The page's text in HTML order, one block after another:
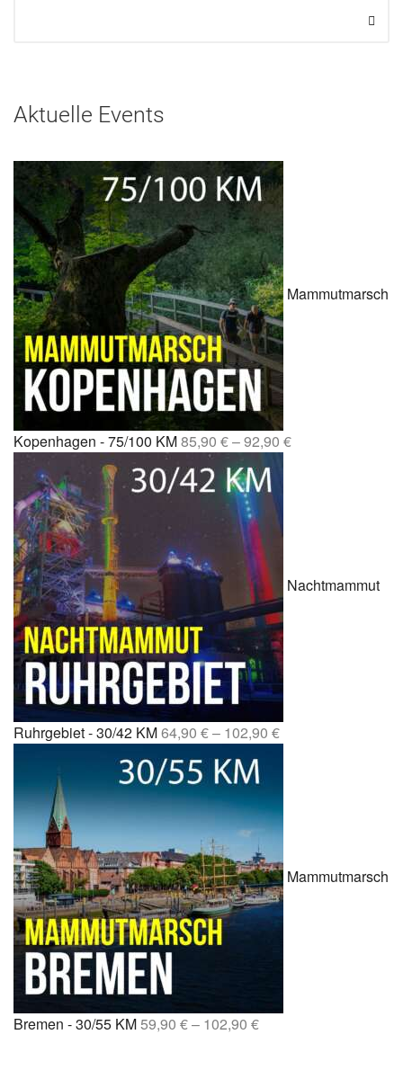
Aktuelle Events
Mammutmarsch
Kopenhagen - 75/100 KM85,90 €–92,90 €
Nachtmammut
Ruhrgebiet - 30/42 KM64,90 €– 102,90 €
Mammutmarsch
Bremen - 30/55 KM59,90 €– 102,90 €